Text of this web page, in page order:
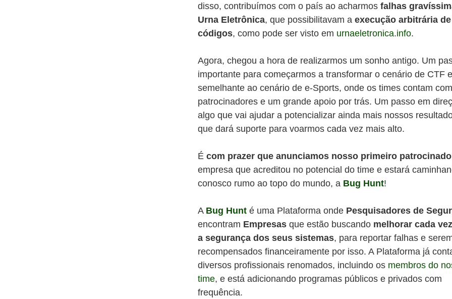
disso, contribuímos com o país ao acharmos falhas
Urna Eletrônica, que possibilitavam a execução arbitrária de
códigos, como pode ser visto em urnaeletronica.info.
Agora, chegou a hora de realizarmos um sonho antigo. Um
importante para começarmos a transformar o cenário de CTF
semelhante ao cenário de e-Sports, onde os times contam com
patrocinadores e um grande apoio por trás. Um passo em
algo que vai ajudar a potencializar ainda mais nossos
que dará suporte para voarmos cada vez mais alto.
É com prazer que anunciamos nosso primeiro
empresa que acreditou no potencial do time e estará
conosco rumo ao topo do mundo, a Bug Hunt!
A Bug Hunt é uma Plataforma onde Pesquisadores de
encontram Empresas que estão buscando melhorar cada
a segurança dos seus sistemas, para reportar falhas e
recompensados financeiramente por isso. A Plataforma já
diversos profissionais renomados, incluindo os membros do
time, e está adicionando programas públicos e privados com
frequência.